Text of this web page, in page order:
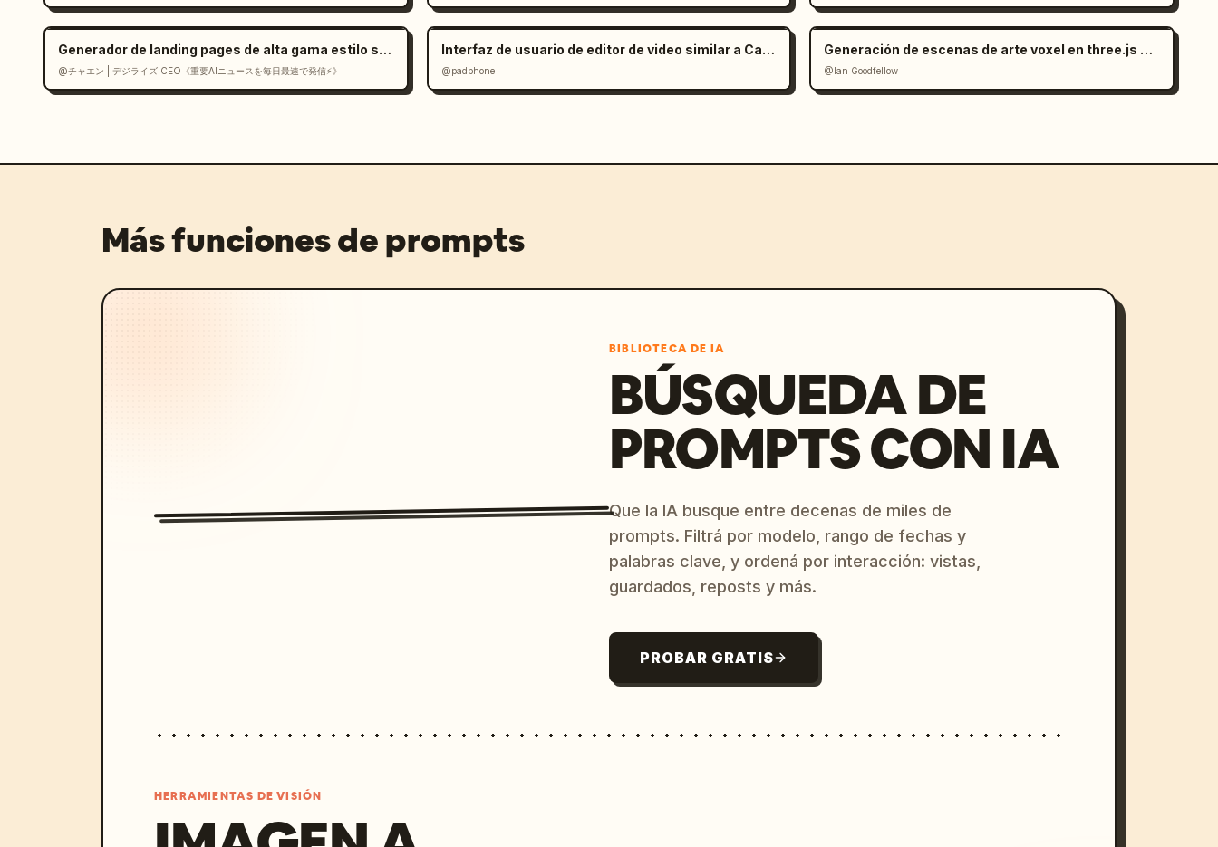
Generador de landing pages de alta gama estilo suizo en React
@チャエン | デジライズ CEO《重要AIニュースを毎日最速で発信⚡️》
Interfaz de usuario de editor de video similar a CapCut en Gemini
@padphone
Generación de escenas de arte voxel en three.js a partir de una imagen
@Ian Goodfellow
Más funciones de prompts
BIBLIOTECA DE IA
BÚSQUEDA DE
PROMPTS CON IA
Que la IA busque entre decenas de miles de
prompts. Filtrá por modelo, rango de fechas y
palabras clave, y ordená por interacción: vistas,
guardados, reposts y más.
PROBAR GRATIS
HERRAMIENTAS DE VISIÓN